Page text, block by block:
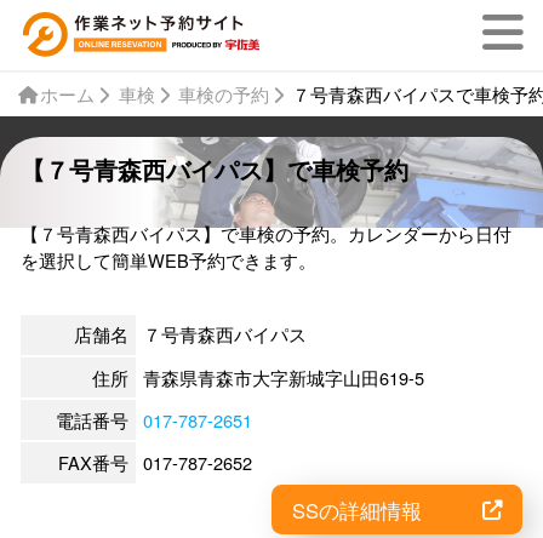
ホーム 車検 車検の予約 ７号青森西バイパスで車検予
【７号青森西バイパス】で車検予約
【７号青森西バイパス】で車検の予約。カレンダーから日付
を選択して簡単WEB予約できます。
店舗名
７号青森西バイパス
住所 青森県青森市大字新城字山田619-5
電話番号 017-787-2651
FAX番号 017-787-2652
SSの詳細情報